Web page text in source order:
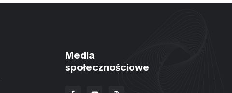
Media
społecznościowe